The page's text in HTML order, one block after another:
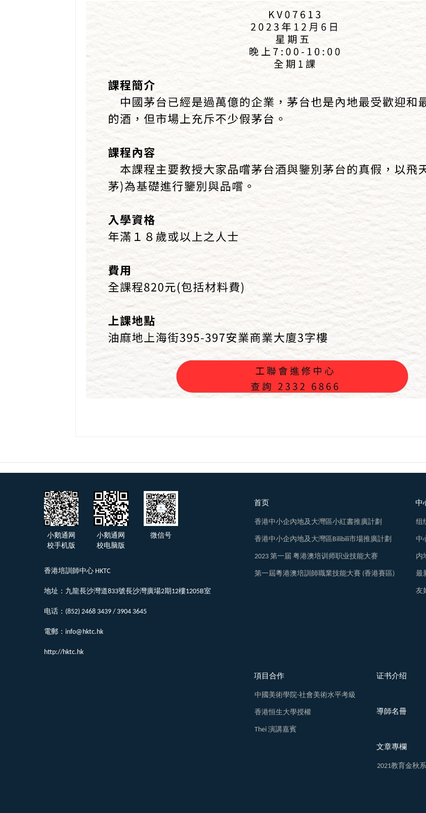
小鹅通网
校手机版
小鹅通网
校电脑版
微信号
香港培訓師中心 HKTC
地址：九龍長沙灣道833號長沙灣廣場2期12樓1205B室
电话：(852) 2468 3439 / 3904 3645
電郵：info@hktc.hk
http://hktc.hk
首页
香港中小企內地及大灣區小紅書推廣計劃
香港中小企內地及大灣區Bilibili市場推廣計劃
2023 第一届 粤港澳培训师职业技能大赛
第一屆粵港澳培訓師職業技能大賽 (香港賽區)
中
组
中
内
最
友
項目合作
中國美術學院-社會美術水平考級
香港恒生大學授權
Thei 演講嘉賓
证书介绍
導師名冊
文章專欄
2021教育金秋